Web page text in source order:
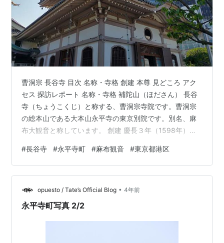
曹洞宗 長谷寺 目次 名称・寺格 創建 本尊 見どころ アク
セス 探訪レポート 名称・寺格 補陀山（ほださん） 長谷
寺（ちょうこくじ）と称する、曹洞宗寺院です。曹洞宗
の総本山である大本山永平寺の東京別院です。別名、麻
布大観音と称しています。 創建 慶長３年（1598年）
見どころ 屋内で見る高さ10mの観音菩薩は、圧倒的な存
在感があります。 アクセス 東京都港区西麻布2-21-34 東
京メトロ半蔵門線ほか「六本木」徒歩20分 探訪レポート
「大本山永平寺別院」と書かれた門を入ると、やはり身
が引き締まるというか、あの永平寺なのだという感慨が
#長谷寺 #永平寺町 #麻布観音 #東京都港区
opuesto / Tate’s Official Blog • 4年前
永平寺町写真 2/2